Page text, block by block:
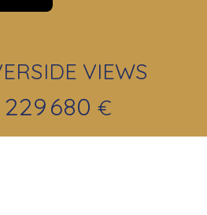
VIEWS
229 680 €